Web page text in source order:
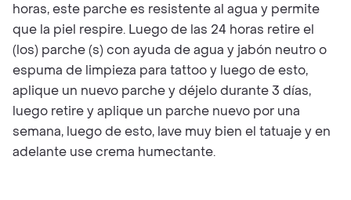
horas, este parche es resistente al agua y permite
que la piel respire. Luego de las 24 horas retire el
(los) parche (s) con ayuda de agua y jabón neutro o
espuma de limpieza para tattoo y luego de esto,
aplique un nuevo parche y déjelo durante 3 días,
luego retire y aplique un parche nuevo por una
semana, luego de esto, lave muy bien el tatuaje y en
adelante use crema humectante.